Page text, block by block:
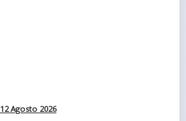
12 Agosto 2026